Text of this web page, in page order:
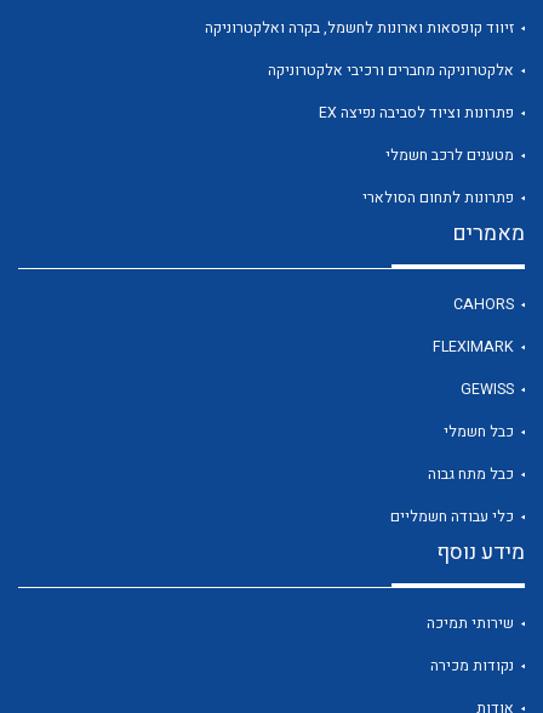
לכל מוצרי היצרן
זיווד קופסאות וארונות לחשמל, בקרה ואלקטרוניקה
אלקטרוניקה מחברים ורכיבי אלקטרוניקה
פתרונות וציוד לסביבה נפיצה EX
מטענים לרכב חשמלי
פתרונות לתחום הסולארי
מאמרים
CAHORS
FLEXIMARK
GEWISS
כבל חשמלי
כבל מתח גבוה
כלי עבודה חשמליים
מידע נוסף
שירותי תמיכה
נקודות מכירה
אודות